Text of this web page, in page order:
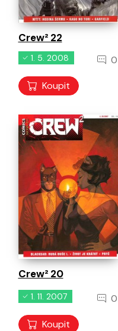
Crew² 22
1. 5. 2008 0
Koupit
Crew² 20
1. 11. 2007 0
Koupit